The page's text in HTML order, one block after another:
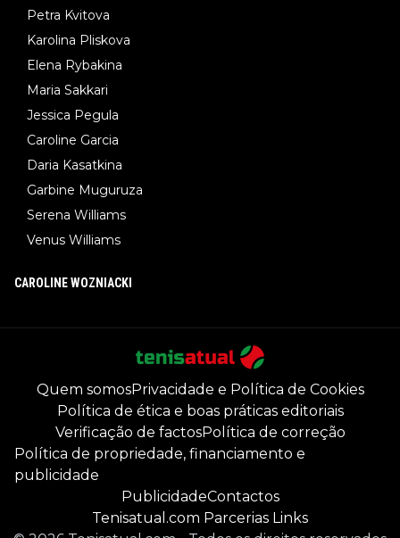
Petra Kvitova
Karolina Pliskova
Elena Rybakina
Maria Sakkari
Jessica Pegula
Caroline Garcia
Daria Kasatkina
Garbine Muguruza
Serena Williams
Venus Williams
CAROLINE WOZNIACKI
Quem somosPrivacidade e Política de Cookies
Política de ética e boas práticas editoriais
Verificação de factosPolítica de correção
Política de propriedade, financiamento e
publicidade
PublicidadeContactos
Tenisatual.com Parcerias Links